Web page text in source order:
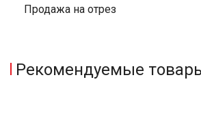
Продажа на отрез
Рекомендуемые